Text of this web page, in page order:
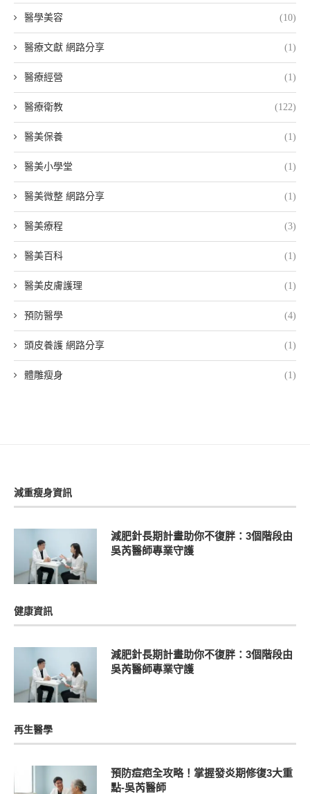
醫學美容 (10)
醫療文獻 網路分享 (1)
醫療經營 (1)
醫療衛教 (122)
醫美保養 (1)
醫美小學堂 (1)
醫美微整 網路分享 (1)
醫美療程 (3)
醫美百科 (1)
醫美皮膚護理 (1)
預防醫學 (4)
頭皮養護 網路分享 (1)
體雕瘦身 (1)
減重瘦身資訊
減肥針長期計畫助你不復胖：3個階段由
吳芮醫師專業守護
健康資訊
減肥針長期計畫助你不復胖：3個階段由
吳芮醫師專業守護
再生醫學
預防痘疤全攻略！掌握發炎期修復3大重
點-吳芮醫師